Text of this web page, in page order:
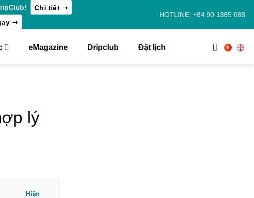
Chi tiết ➝
➝
eMagazine Dripclub Đặt lịch
lý
Hiện